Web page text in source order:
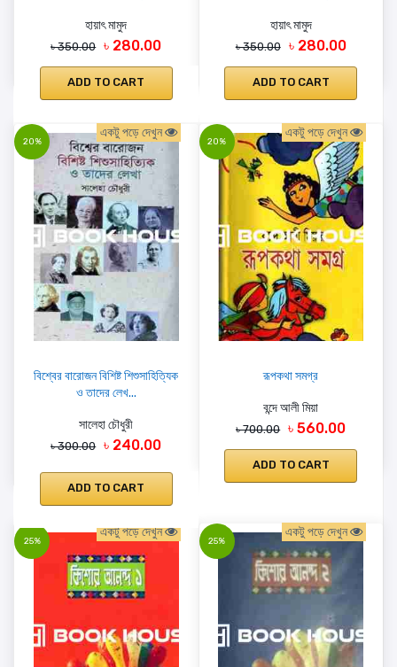
হায়াৎ মামুদ
৳ 350.00 ৳ 280.00
ADD TO CART
হায়াৎ মামুদ
৳ 350.00 ৳ 280.00
ADD TO CART
20%
একটু পড়ে দেখুন
বিশ্বের বারোজন বিশিষ্ট শিশুসাহিত্যিক
ও তাদের লেখ...
সালেহা চৌধুরী
৳ 300.00 ৳ 240.00
ADD TO CART
20%
একটু পড়ে দেখুন
রূপকথা সমগ্র
বন্দে আলী মিয়া
৳ 700.00 ৳ 560.00
ADD TO CART
25%
একটু পড়ে দেখুন
25%
একটু পড়ে দেখুন